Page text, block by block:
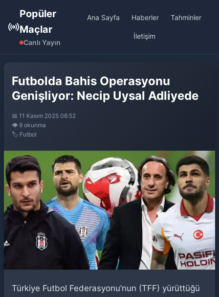
Popüler
Maçlar
Canlı Yayın
Ana Sayfa Haberler Tahminler
İletişim
Futbolda Bahis Operasyonu
Genişliyor: Necip Uysal Adliyede
📅 11 Kasım 2025 06:52
👁️ 9 okunma
🏷️ Futbol
Türkiye Futbol Federasyonu’nun (TFF) yürüttüğü